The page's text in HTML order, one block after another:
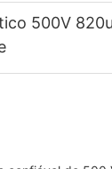
500V